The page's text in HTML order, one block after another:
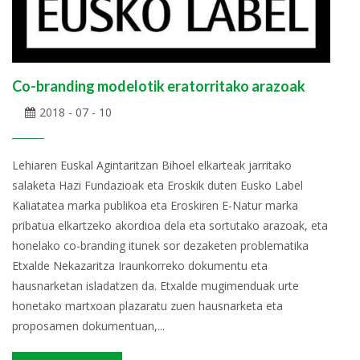
Co-branding modelotik eratorritako arazoak
2018 - 07 - 10
Lehiaren Euskal Agintaritzan Bihoel elkarteak jarritako
salaketa Hazi Fundazioak eta Eroskik duten Eusko Label
Kaliatatea marka publikoa eta Eroskiren E-Natur marka
pribatua elkartzeko akordioa dela eta sortutako arazoak, eta
honelako co-branding itunek sor dezaketen problematika
Etxalde Nekazaritza Iraunkorreko dokumentu eta
hausnarketan isladatzen da. Etxalde mugimenduak urte
honetako martxoan plazaratu zuen hausnarketa eta
proposamen dokumentuan,...